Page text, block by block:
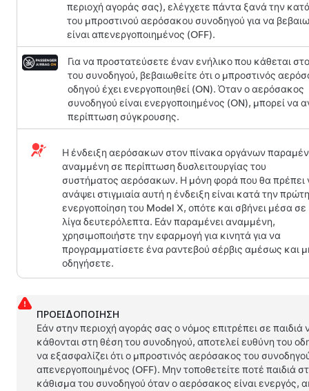
περιοχή αγοράς σας), ελέγχετε πάντα ξανά την
του μπροστινού αερόσακου συνοδηγού για να
είναι απενεργοποιημένος (OFF).
Για να προστατεύσετε έναν ενήλικο που κάθεται
του συνοδηγού, βεβαιωθείτε ότι ο μπροστινός
οδηγού έχει ενεργοποιηθεί (ON). Όταν ο αερόσακος
συνοδηγού είναι ενεργοποιημένος (ON), μπορεί να
περίπτωση σύγκρουσης.
Η ένδειξη αερόσακων στον πίνακα οργάνων
αναμμένη σε περίπτωση δυσλειτουργίας του
συστήματος αερόσακων. Η μόνη φορά που θα πρέπει
ανάψει στιγμιαία αυτή η ένδειξη είναι κατά την πρώτη
ενεργοποίηση του Model X, οπότε και σβήνει μέσα σε
λίγα δευτερόλεπτα. Εάν παραμένει αναμμένη,
χρησιμοποιήστε την εφαρμογή για κινητά για να
προγραμματίσετε ένα ραντεβού σέρβις αμέσως και
οδηγήσετε.
ΠΡΟΕΙΔΟΠΟΊΗΣΗ
Εάν στην περιοχή αγοράς σας ο νόμος επιτρέπει σε παιδιά
κάθονται στη θέση του συνοδηγού, αποτελεί ευθύνη του
να εξασφαλίζει ότι ο μπροστινός αερόσακος του
απενεργοποιημένος (OFF). Μην τοποθετείτε ποτέ παιδιά
κάθισμα του συνοδηγού όταν ο αερόσακος είναι ενεργός,